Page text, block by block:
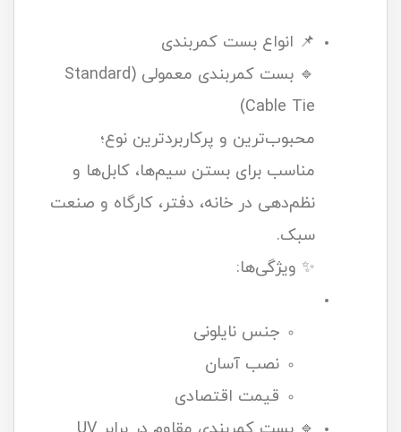
📌 انواع بست کمربندی
🔹 بست کمربندی معمولی (Standard
Cable Tie)
محبوب‌ترین و پرکاربردترین نوع؛
مناسب برای بستن سیم‌ها، کابل‌ها و
نظم‌دهی در خانه، دفتر، کارگاه و صنعت
سبک.
✨ ویژگی‌ها:
جنس نایلونی
نصب آسان
قیمت اقتصادی